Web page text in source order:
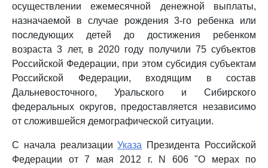
осуществлении ежемесячной денежной выплаты,
назначаемой в случае рождения 3-го ребенка или
последующих детей до достижения ребенком
возраста 3 лет, в 2020 году получили 75 субъектов
Российской Федерации, при этом субсидия субъектам
Российской Федерации, входящим в состав
Дальневосточного, Уральского и Сибирского
федеральных округов, предоставляется независимо
от сложившейся демографической ситуации.
С начала реализацииУказа Президента Российской
Федерации от 7 мая 2012 г. N 606 "О мерах по